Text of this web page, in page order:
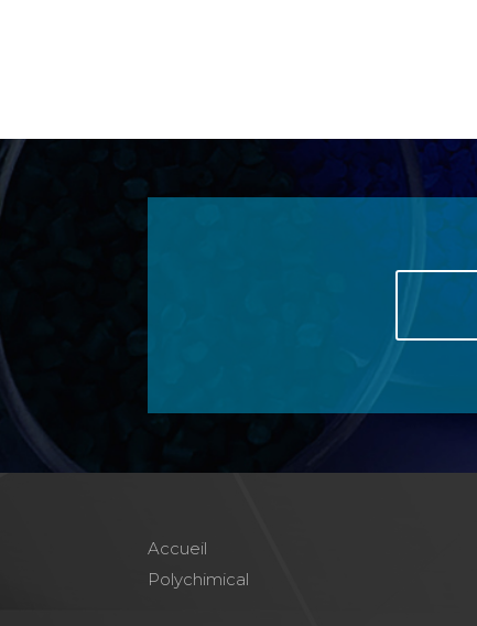
Accueil
Polychimical